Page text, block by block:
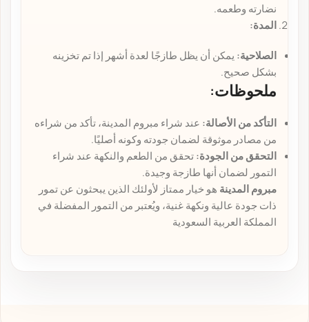
نضارته وطعمه.
المدة:
الصلاحية: يمكن أن يظل طازجًا لعدة أشهر إذا تم تخزينه
بشكل صحيح.
ملحوظات:
التأكد من الأصالة: عند شراء مبروم المدينة، تأكد من شراءه
من مصادر موثوقة لضمان جودته وكونه أصليًا.
التحقق من الجودة:تحقق من الطعم والنكهة عند شراء
التمور لضمان أنها طازجة وجيدة.
مبروم المدينة هو خيار ممتاز لأولئك الذين يبحثون عن تمور
ذات جودة عالية ونكهة غنية، ويُعتبر من التمور المفضلة في
المملكة العربية السعودية